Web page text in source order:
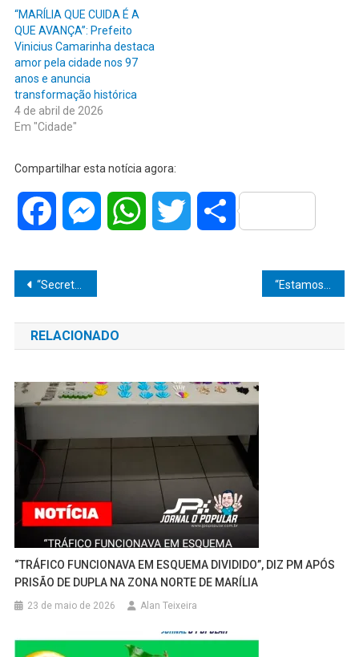
“MARÍLIA QUE CUIDA É A
QUE AVANÇA”: Prefeito
Vinicius Camarinha destaca
amor pela cidade nos 97
anos e anuncia
transformação histórica
4 de abril de 2026
Em "Cidade"
Compartilhar esta notícia agora:
Facebook MessengerWhatsAppTwitter Share
Navegação
de
Post
“Secretaria Municipal da Educação, sob liderança de Rosemeire Frazon, inicia entrega de mais de 20 mil ovos de Páscoa e reforça ações da gestão do prefeito Vinicius Camarinha e do vice Rogerinho em Marília”
RELACIONADO
“TRÁFICO FUNCIONAVA EM ESQUEMA DIVIDIDO”, DIZ PM APÓS
PRISÃO DE DUPLA NA ZONA NORTE DE MARÍLIA
23 de maio de 2026 Alan Teixeira